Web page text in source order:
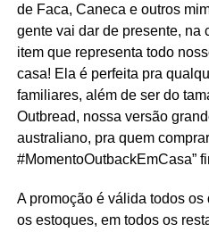
de Faca, Caneca e outros
gente vai dar de presente, na
item que representa todo
casa! Ela é perfeita pra
familiares, além de ser do
Outbread, nossa versão
australiano, pra quem
#MomentoOutbackEmCasa”
A promoção é válida todos
os estoques, em todos os